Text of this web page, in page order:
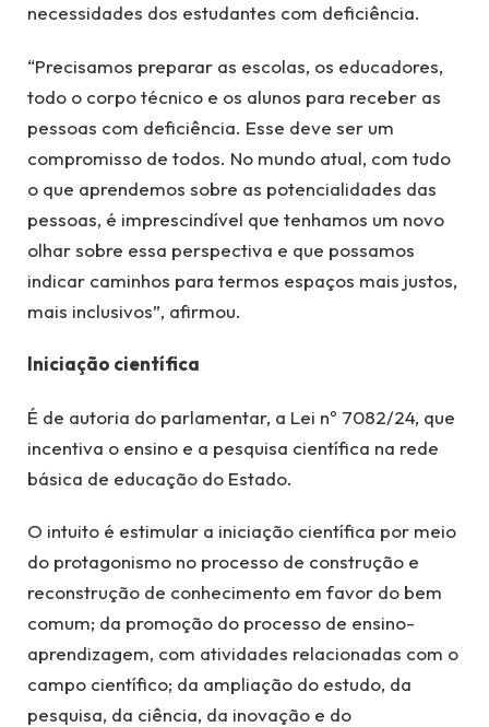
necessidades dos estudantes com deficiência.
“Precisamos preparar as escolas, os educadores,
todo o corpo técnico e os alunos para receber as
pessoas com deficiência. Esse deve ser um
compromisso de todos. No mundo atual, com tudo
o que aprendemos sobre as potencialidades das
pessoas, é imprescindível que tenhamos um novo
olhar sobre essa perspectiva e que possamos
indicar caminhos para termos espaços mais justos,
mais inclusivos”, afirmou.
Iniciação científica
É de autoria do parlamentar, a Lei nº 7082/24, que
incentiva o ensino e a pesquisa científica na rede
básica de educação do Estado.
O intuito é estimular a iniciação científica por meio
do protagonismo no processo de construção e
reconstrução de conhecimento em favor do bem
comum; da promoção do processo de ensino-
aprendizagem, com atividades relacionadas com o
campo científico; da ampliação do estudo, da
pesquisa, da ciência, da inovação e do